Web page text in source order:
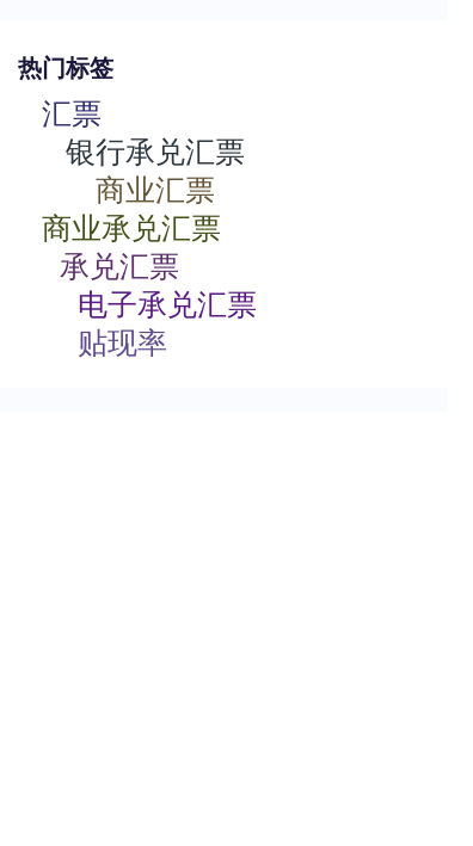
热门标签
汇票
银行承兑汇票
商业汇票
商业承兑汇票
承兑汇票
电子承兑汇票
贴现率